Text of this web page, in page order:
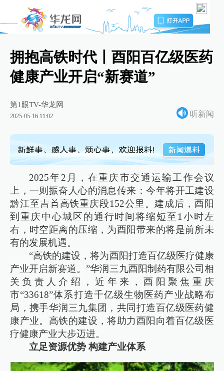
拥抱高铁时代丨酉阳百亿级医药
健康产业开启“新赛道”
第1眼TV-华龙网
2025-05-16 11:02 听新闻
2025年2月，在重庆市交通运输工作会议
上，一则振奋人心的消息传来：今年将开工建设
黔江至吉首高铁重庆段152公里。建成后，酉阳
到重庆中心城区的通行时间将缩短至1小时左
右，时空距离的压缩，为酉阳带来的将是前所未
有的发展机遇。
“高铁的建设，将为酉阳打造百亿级医疗健康
产业开启新赛道。”华润三九酉阳制药有限公司相
关负责人介绍，近年来，酉阳聚焦重庆
市“33618”体系打造千亿级生物医药产业战略布
局，携手华润三九集团，共同打造百亿级医药健
康产业。高铁的建设，将助力酉阳向着百亿级医
疗健康产业大步迈进。
立足资源优势 构建产业体系